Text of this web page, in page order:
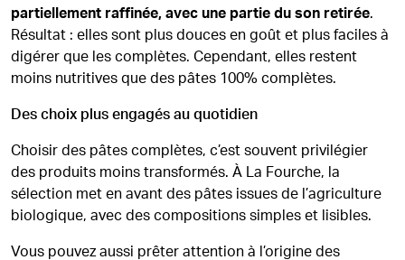
partiellement raffinée, avec une partie du son retirée.
Résultat : elles sont plus douces en goût et plus faciles à
digérer que les complètes. Cependant, elles restent
moins nutritives que des pâtes 100% complètes.
Des choix plus engagés au quotidien
Choisir des pâtes complètes, c’est souvent privilégier
des produits moins transformés. À La Fourche, la
sélection met en avant des pâtes issues de l’agriculture
biologique, avec des compositions simples et lisibles.
Vous pouvez aussi prêter attention à l’origine des